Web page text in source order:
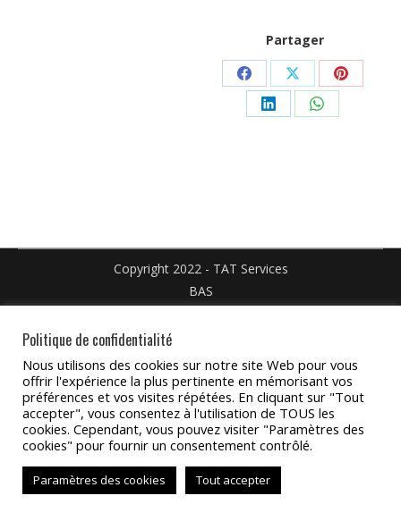
Partager
Partager
sur
Partager
sur
Partager
PartagerPartager
Copyright 2022 - TAT Services
BAS
Politique de confidentialité
Nous utilisons des cookies sur notre site Web pour vous
offrir l'expérience la plus pertinente en mémorisant vos
préférences et vos visites répétées. En cliquant sur "Tout
accepter", vous consentez à l'utilisation de TOUS les
cookies. Cependant, vous pouvez visiter "Paramètres des
cookies" pour fournir un consentement contrôlé.
Paramètres des cookies Tout accepter